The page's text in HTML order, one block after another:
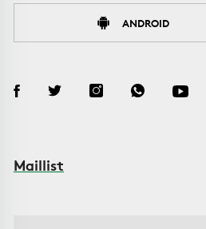
ANDROID
Maillist